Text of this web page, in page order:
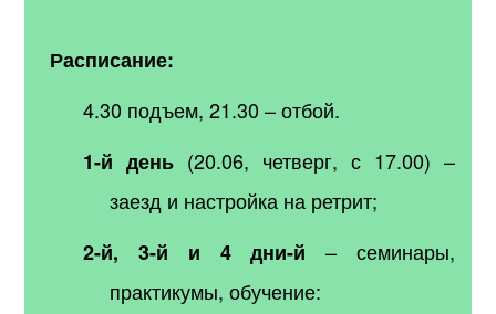
Расписание:
4.30 подъем, 21.30 – отбой.
1-й день (20.06, четверг, с 17.00) –
заезд и настройка на ретрит;
2-й, 3-й и 4 дни-й – семинары,
практикумы, обучение: